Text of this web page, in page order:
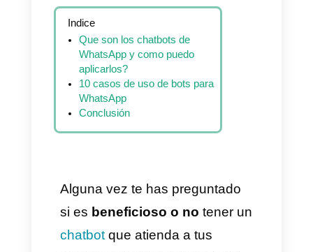
Indice
Que son los chatbots de
10 casos de uso de bots para
WhatsApp